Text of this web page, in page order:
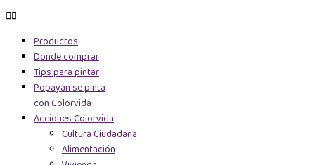
Productos
Donde comprar
Tips para pintar
Popayán se pinta
con Colorvida
Acciones Colorvida
Cultura Ciudadana
Alimentación